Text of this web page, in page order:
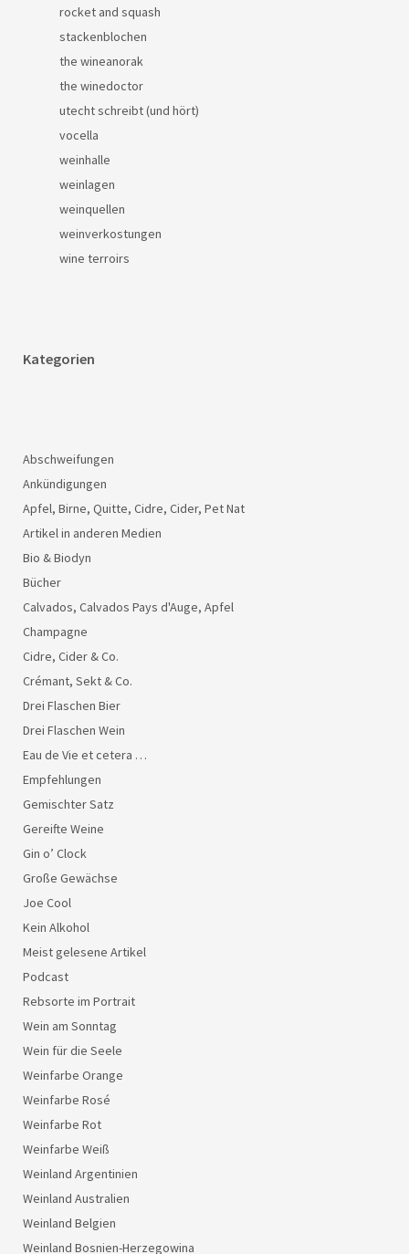
rocket and squash
stackenblochen
the wineanorak
the winedoctor
utecht schreibt (und hört)
vocella
weinhalle
weinlagen
weinquellen
weinverkostungen
wine terroirs
Kategorien
Abschweifungen
Ankündigungen
Apfel, Birne, Quitte, Cidre, Cider, Pet Nat
Artikel in anderen Medien
Bio & Biodyn
Bücher
Calvados, Calvados Pays d'Auge, Apfel
Champagne
Cidre, Cider & Co.
Crémant, Sekt & Co.
Drei Flaschen Bier
Drei Flaschen Wein
Eau de Vie et cetera …
Empfehlungen
Gemischter Satz
Gereifte Weine
Gin o’ Clock
Große Gewächse
Joe Cool
Kein Alkohol
Meist gelesene Artikel
Podcast
Rebsorte im Portrait
Wein am Sonntag
Wein für die Seele
Weinfarbe Orange
Weinfarbe Rosé
Weinfarbe Rot
Weinfarbe Weiß
Weinland Argentinien
Weinland Australien
Weinland Belgien
Weinland Bosnien-Herzegowina